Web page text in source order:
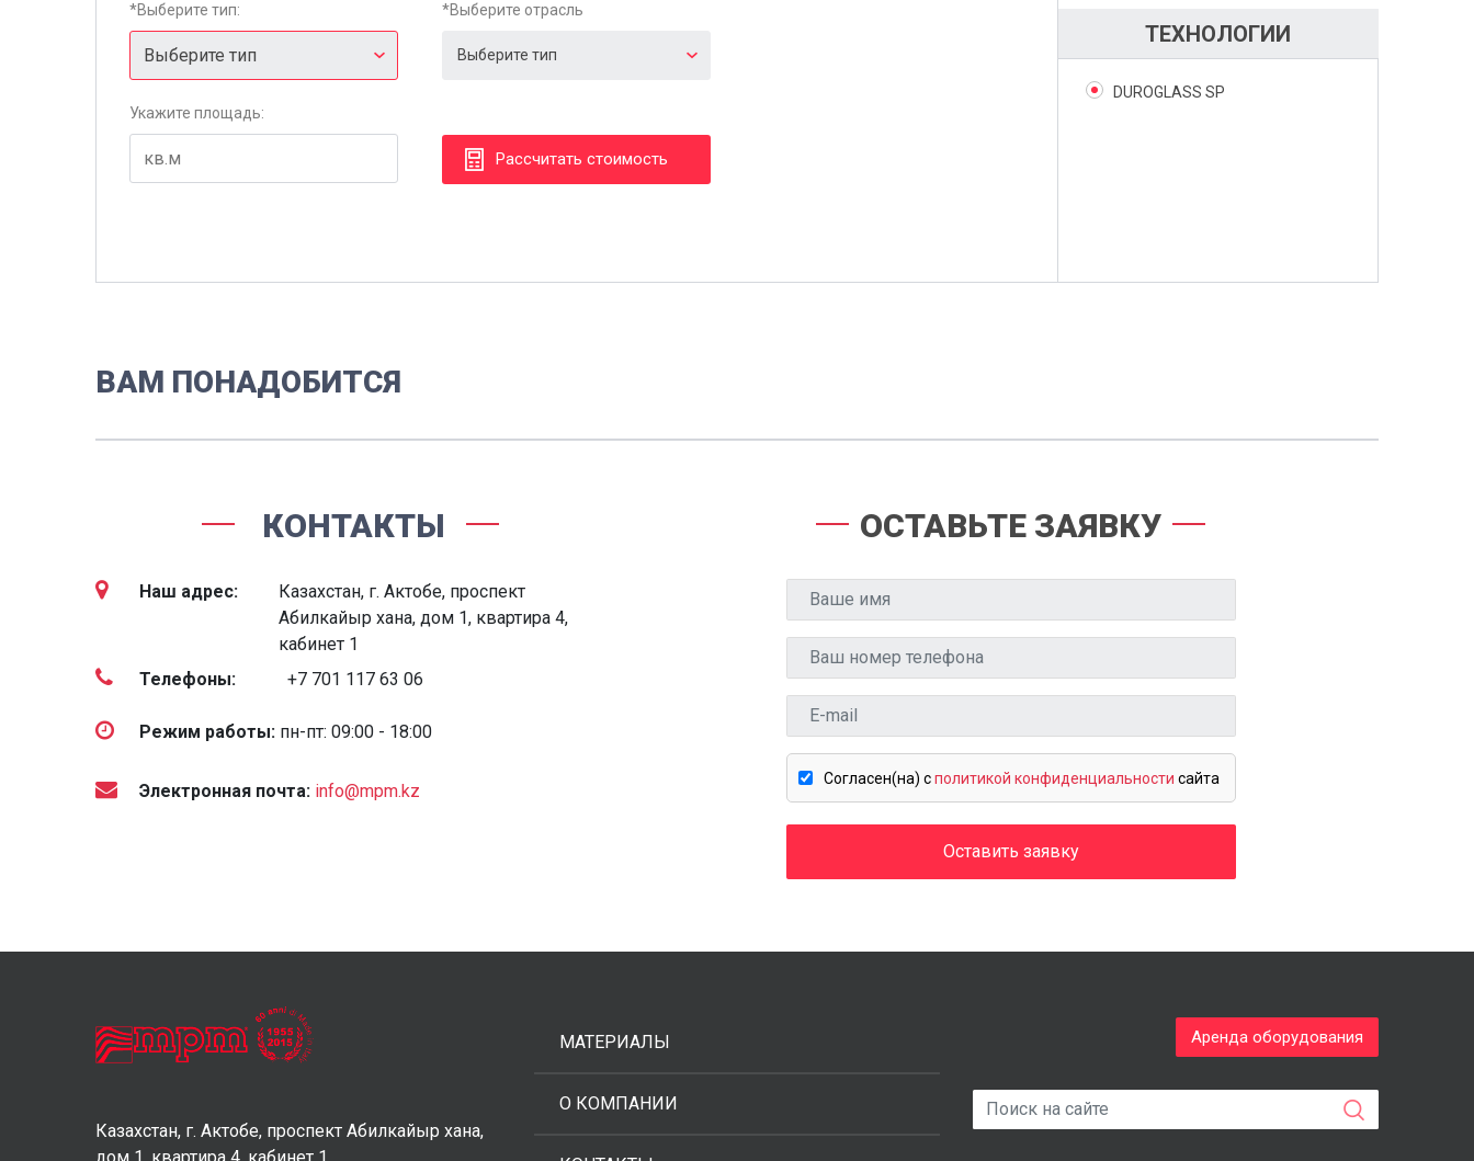
*Выберите тип: *Выберите отрасль
Укажите площадь:
Рассчитать стоимость
ТЕХНОЛОГИИ
DUROGLASS SP
ВАМ ПОНАДОБИТСЯ
КОНТАКТЫ
Наш адрес:
Казахстан, г. Актобе, проспект
Абилкайыр хана, дом 1, квартира 4,
кабинет 1
Телефоны:
+7 701 117 63 06
Режим работы: пн-пт: 09:00 - 18:00
Электронная почта: info@mpm.kz
ОСТАВЬТЕ ЗАЯВКУ
Cогласен(на) cполитикой конфиденциальности сайта
Оставить заявку
Казахстан, г. Актобе, проспект Абилкайыр хана,
МАТЕРИАЛЫ
О КОМПАНИИ
Аренда оборудования